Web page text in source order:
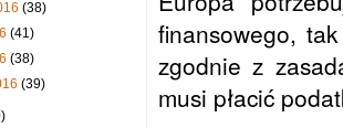
finansowego,
zgodnie z
musi płacić
(38)
(41)
(38)
(39)